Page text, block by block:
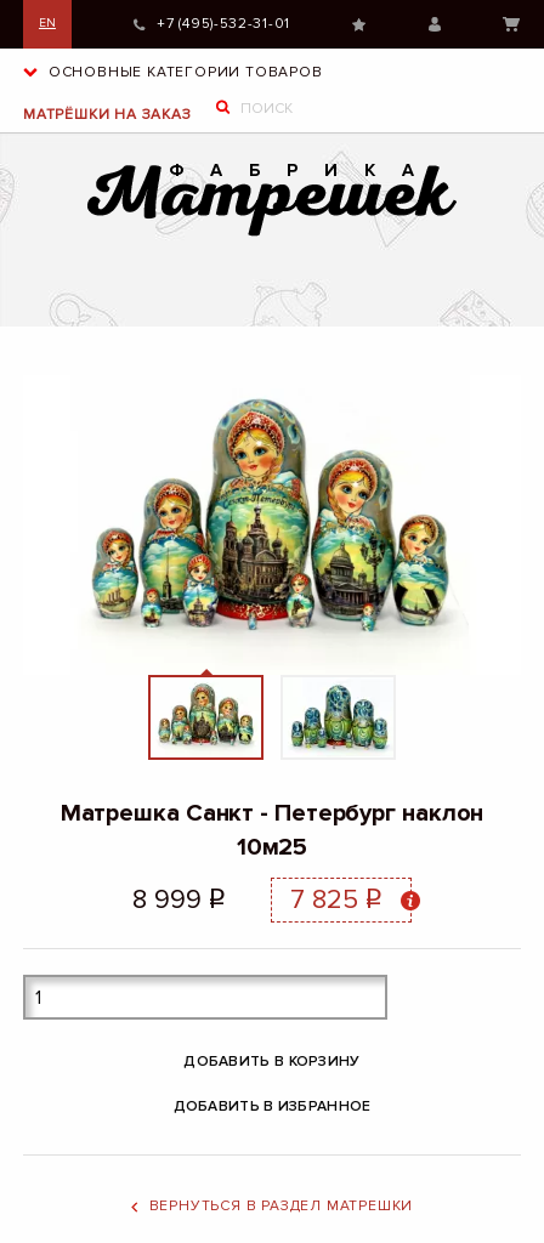
EN +7 (495)-532-31-01
ОСНОВНЫЕ КАТЕГОРИИ ТОВАРОВ
МАТРЁШКИ НА ЗАКАЗ
Матрешка Санкт - Петербург наклон
10м25
8 999 q 7 825 q
ДОБАВИТЬ В КОРЗИНУ
ДОБАВИТЬ В ИЗБРАННОЕ
ВЕРНУТЬСЯ В РАЗДЕЛ МАТРЕШКИ